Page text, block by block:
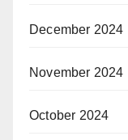
December 2024
November 2024
October 2024